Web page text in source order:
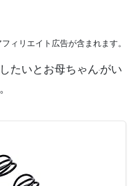
ィリエイト広告が含まれます。
たいとお母ちゃん がい